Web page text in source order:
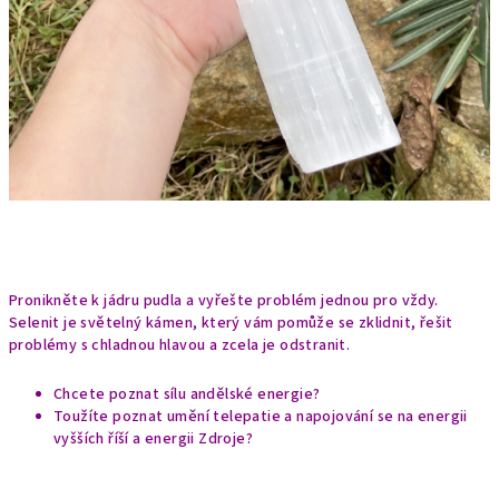
Pronikněte k jádru pudla a vyřešte problém jednou pro vždy.
Selenit je světelný kámen, který vám pomůže se zklidnit, řešit
problémy s chladnou hlavou a zcela je odstranit.
Chcete poznat sílu andělské energie?
Toužíte poznat umění telepatie a napojování se na energii
vyšších říší a energii Zdroje?